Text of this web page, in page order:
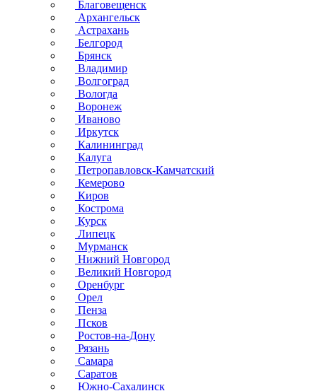
Благовещенск
Архангельск
Астрахань
Белгород
Брянск
Владимир
Волгоград
Вологда
Воронеж
Иваново
Иркутск
Калининград
Калуга
Петропавловск-Камчатский
Кемерово
Киров
Кострома
Курск
Липецк
Мурманск
Нижний Новгород
Великий Новгород
Оренбург
Орел
Пенза
Псков
Ростов-на-Дону
Рязань
Самара
Саратов
Южно-Сахалинск